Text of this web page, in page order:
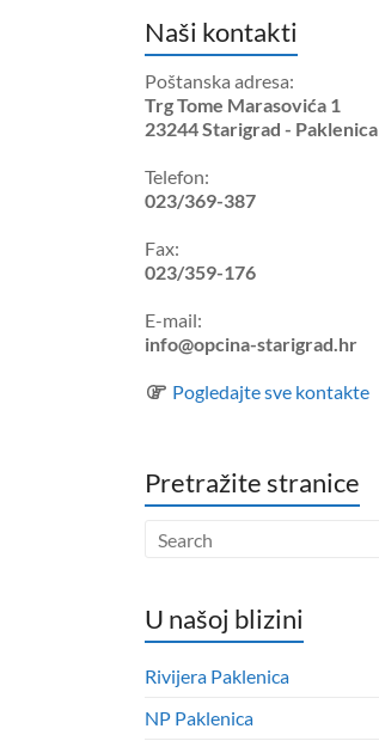
Naši kontakti
Poštanska adresa:
Trg Tome Marasovića 1
23244 Starigrad - Paklenica
Telefon:
023/369-387
Fax:
023/359-176
E-mail:
info@opcina-starigrad.hr
Pogledajte sve kontakte
Pretražite stranice
U našoj blizini
Rivijera Paklenica
NP Paklenica